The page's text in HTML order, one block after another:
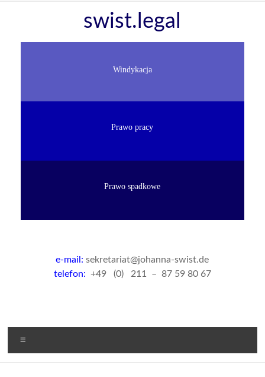
swist.legal
Windykacja
Prawo pracy
Prawo spadkowe
e-mail: sekretariat@johanna-swist.de
telefon: +49 (0) 211 – 87 59 80 67